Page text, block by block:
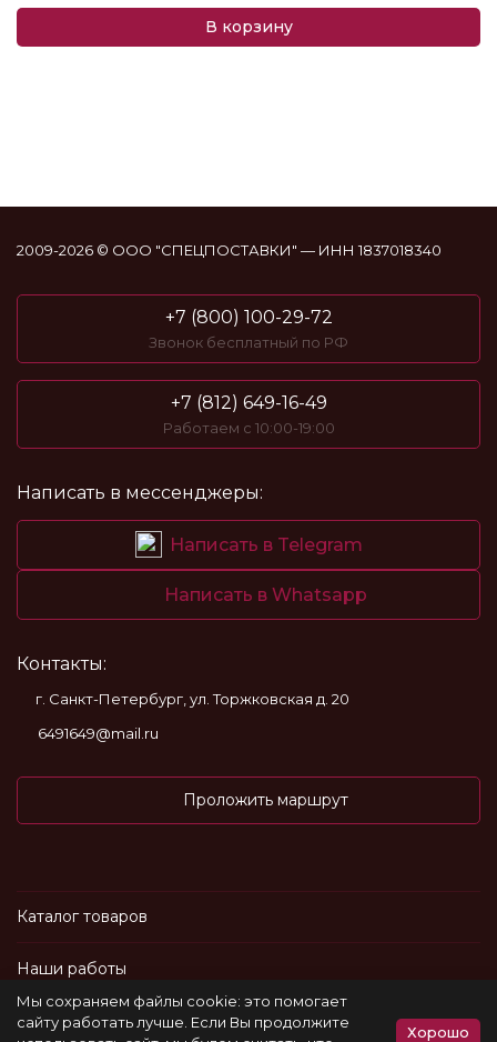
В корзину
2009-2026 © ООО "СПЕЦПОСТАВКИ" — ИНН 1837018340
+7 (800) 100-29-72
Звонок бесплатный по РФ
+7 (812) 649-16-49
Работаем с 10:00-19:00
Написать в мессенджеры:
Написать в Telegram
Написать в Whatsapp
Контакты:
г. Санкт-Петербург, ул. Торжковская д. 20
6491649@mail.ru
Проложить маршрут
Каталог товаров
Наши работы
Информация
Мы сохраняем файлы cookie: это помогает
сайту работать лучше. Если Вы продолжите
Хорошо